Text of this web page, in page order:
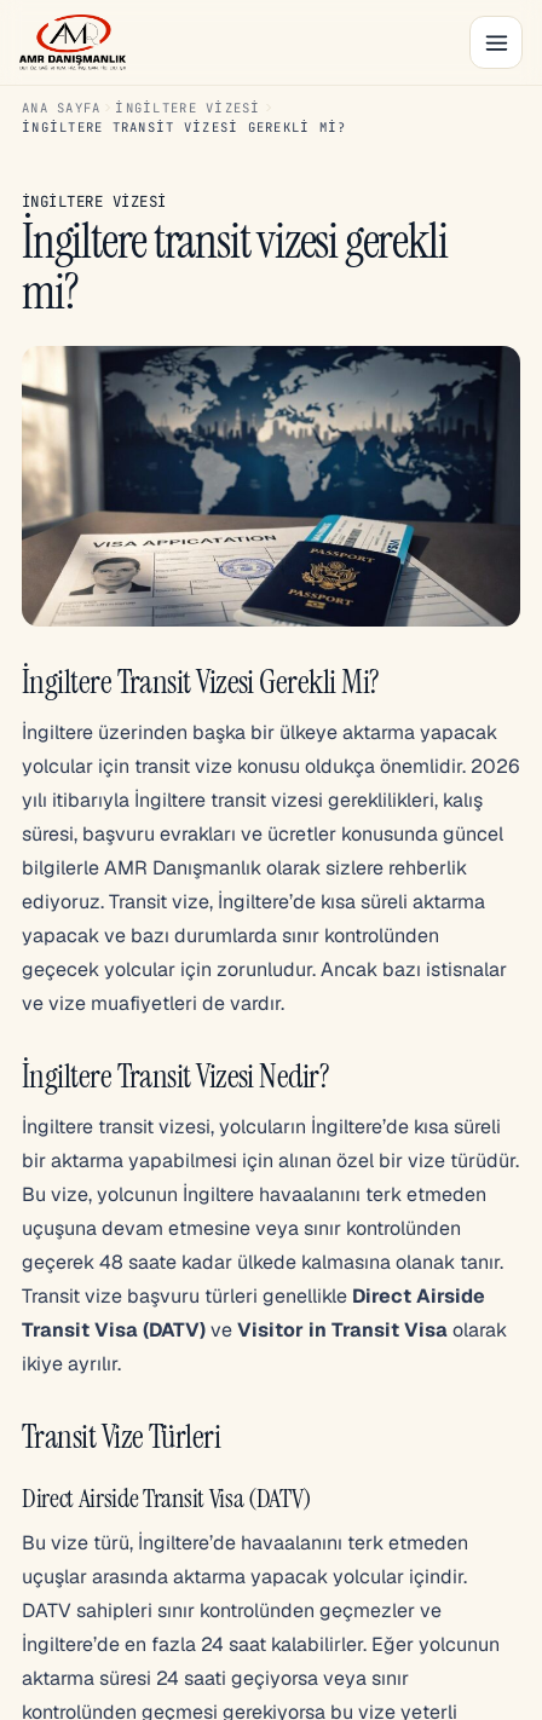
ANA SAYFA
İNGILTERE VIZESI
İNGILTERE TRANSIT VIZESI GEREKLI MI?
İNGILTERE VIZESI
İngiltere transit vizesi gerekli
mi?
İngiltere Transit Vizesi Gerekli Mi?
İngiltere üzerinden başka bir ülkeye aktarma yapacak
yolcular için transit vize konusu oldukça önemlidir. 2026
yılı itibarıyla İngiltere transit vizesi gereklilikleri, kalış
süresi, başvuru evrakları ve ücretler konusunda güncel
bilgilerle AMR Danışmanlık olarak sizlere rehberlik
ediyoruz. Transit vize, İngiltere’de kısa süreli aktarma
yapacak ve bazı durumlarda sınır kontrolünden
geçecek yolcular için zorunludur. Ancak bazı istisnalar
ve vize muafiyetleri de vardır.
İngiltere Transit Vizesi Nedir?
İngiltere transit vizesi, yolcuların İngiltere’de kısa süreli
bir aktarma yapabilmesi için alınan özel bir vize türüdür.
Bu vize, yolcunun İngiltere havaalanını terk etmeden
uçuşuna devam etmesine veya sınır kontrolünden
geçerek 48 saate kadar ülkede kalmasına olanak tanır.
Transit vize başvuru türleri genellikle Direct Airside
Transit Visa (DATV)veVisitor in Transit Visaolarak
ikiye ayrılır.
Transit Vize Türleri
Direct Airside Transit Visa (DATV)
Bu vize türü, İngiltere’de havaalanını terk etmeden
uçuşlar arasında aktarma yapacak yolcular içindir.
DATV sahipleri sınır kontrolünden geçmezler ve
İngiltere’de en fazla 24 saat kalabilirler. Eğer yolcunun
aktarma süresi 24 saati geçiyorsa veya sınır
kontrolünden geçmesi gerekiyorsa bu vize yeterli